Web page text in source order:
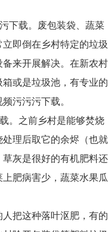
下载。废包装袋、蔬菜
即倒在乡村特定的垃圾
来开展解决。在新农村
或是垃圾池，有专业的
污污污下载。
。之前乡村是能够焚烧
理后取它的余烬（也就
灰是很好的有机肥料还
肥病害少，蔬菜水果瓜
把这种落叶沤肥，有的